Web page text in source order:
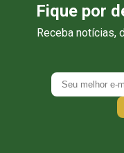
Fique por
Receba notícias,